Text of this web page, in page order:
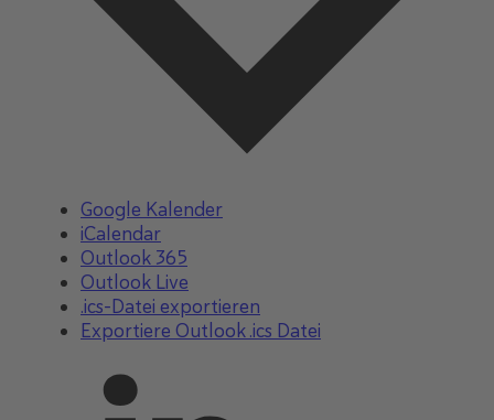
Google Kalender
iCalendar
Outlook 365
Outlook Live
.ics-Datei exportieren
Exportiere Outlook .ics Datei